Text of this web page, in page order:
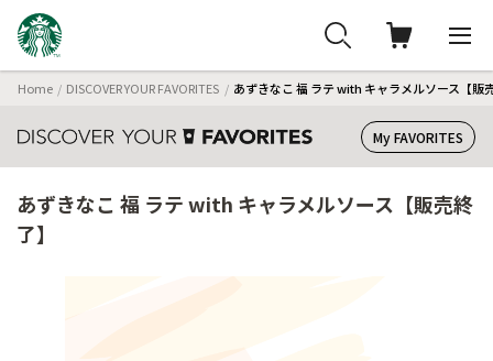
Home DISCOVER YOUR FAVORITES あずきなこ 福 ラテ with キャラメルソース【販
My FAVORITES
あずきなこ 福 ラテ with キャラメルソース【販売終
了】